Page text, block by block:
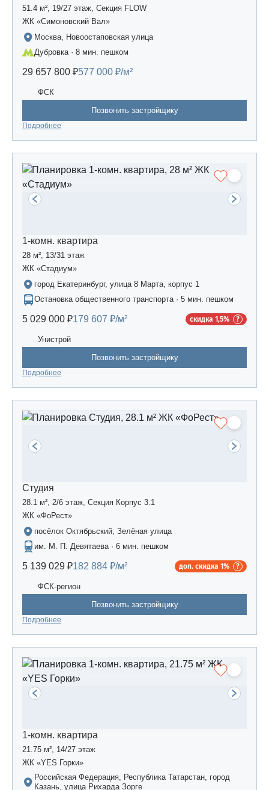
51.4 м², 19/27 этаж, Секция FLOW
ЖК «Симоновский Вал»
Москва, Новоостаповская улица
Дубровка · 8 мин. пешком
29 657 800 ₽577 000 ₽/м²
ФСК
Позвонить застройщику
Подробнее
1-комн. квартира
28 м², 13/31 этаж
ЖК «Стадиум»
город Екатеринбург, улица 8 Марта, корпус 1
Остановка общественного транспорта · 5 мин. пешком
5 029 000 ₽179 607 ₽/м² скидка 1,5%
Унистрой
Позвонить застройщику
Подробнее
Студия
28.1 м², 2/6 этаж, Секция Корпус 3.1
ЖК «ФоРест»
посёлок Октябрьский, Зелёная улица
им. М. П. Девятаева · 6 мин. пешком
5 139 029 ₽182 884 ₽/м² доп. скидка 1%
ФСК-регион
Позвонить застройщику
Подробнее
1-комн. квартира
21.75 м², 14/27 этаж
ЖК «YES Горки»
Российская Федерация, Республика Татарстан, город
Казань, улица Рихарда Зорге